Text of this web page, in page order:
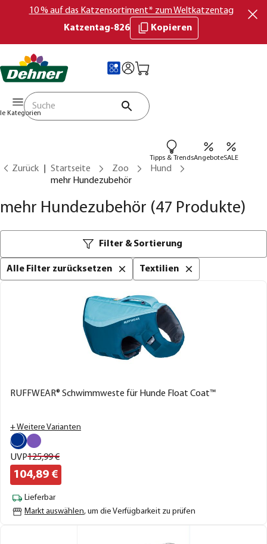
10 % auf das Katzensortiment* zum Weltkatzentag
Katzentag-826
Kopieren
Kategorien
Tipps & TrendsAngeboteSALE
Zurück Startseite Zoo
Hund
mehr Hundezubehör
mehr Hundezubehör (47 Produkte)
Filter & Sortierung
Alle Filter zurücksetzen Textilien
RUFFWEAR® Schwimmweste für Hunde Float Coat™
+ Weitere Varianten
UVP125,99€
104,89 €
Lieferbar
Markt auswählen, um die Verfügbarkeit zu prüfen